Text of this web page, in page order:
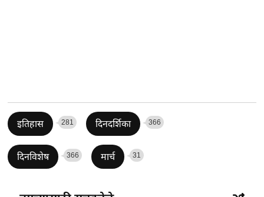
इतिहास 281 दिनदर्शिका 366
दिनविशेष 366 मार्च 31